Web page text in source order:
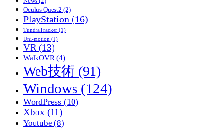
Oculus Quest2 (2)
PlayStation (16)
TundraTracker (1)
Uni-motion (1)
VR (13)
WalkOVR (4)
Web技術 (91)
Windows (124)
WordPress (10)
Xbox (11)
Youtube (8)